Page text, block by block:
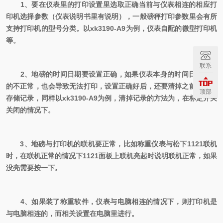
1、要在仪表里的打印设置里选取正确当前与仪表相连的相应打
印机选择参数（仪表说明书里有说明），一般磅秤打印参数里会有所
支持打印机的型号分类。以xk3190-A9为例，仪表自配的微型打印机
等。
2、地磅的时间日期要设置正确，如果仪表本身的时间日期设置
的不正常，也会导致无法打印，设置正确好后，还要清掉之前的打印
存储记录，同样以xk3190-A9为例，清掉记录的方法为，在标定开关
关闭的情况下。
3、地磅与打印机的联机要正常，比如称重仪表与松下1121联机
时，在联机正常的情况下1121面板上联机亮起时说明联机正常，如果
没亮需要按一下。
4、如果装了称重软件，仪表与电脑相连的情况下，则打印机是
与电脑相连的，而相关设置在电脑里进行。
联系
顶部